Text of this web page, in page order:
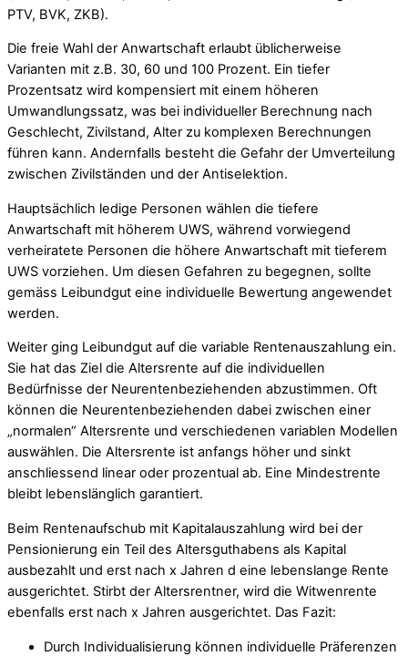
PTV, BVK, ZKB).
Die freie Wahl der Anwartschaft erlaubt üblicherweise
Varianten mit z.B. 30, 60 und 100 Prozent. Ein tiefer
Prozentsatz wird kompensiert mit einem höheren
Umwandlungssatz, was bei individueller Berechnung nach
Geschlecht, Zivilstand, Alter zu komplexen Berechnungen
führen kann. Andernfalls besteht die Gefahr der Umverteilung
zwischen Zivilständen und der Antiselektion.
Hauptsächlich ledige Personen wählen die tiefere
Anwartschaft mit höherem UWS, während vorwiegend
verheiratete Personen die höhere Anwartschaft mit tieferem
UWS vorziehen. Um diesen Gefahren zu begegnen, sollte
gemäss Leibundgut eine individuelle Bewertung angewendet
werden.
Weiter ging Leibundgut auf die variable Rentenauszahlung ein.
Sie hat das Ziel die Altersrente auf die individuellen
Bedürfnisse der Neurentenbeziehenden abzustimmen. Oft
können die Neurentenbeziehenden dabei zwischen einer
„normalen“ Altersrente und verschiedenen variablen Modellen
auswählen. Die Altersrente ist anfangs höher und sinkt
anschliessend linear oder prozentual ab. Eine Mindestrente
bleibt lebenslänglich garantiert.
Beim Rentenaufschub mit Kapitalauszahlung wird bei der
Pensionierung ein Teil des Altersguthabens als Kapital
ausbezahlt und erst nach x Jahren d eine lebenslange Rente
ausgerichtet. Stirbt der Altersrentner, wird die Witwenrente
ebenfalls erst nach x Jahren ausgerichtet. Das Fazit:
Durch Individualisierung können individuelle Präferenzen